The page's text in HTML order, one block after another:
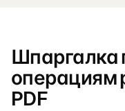
Шпаргалка
операциям
PDF